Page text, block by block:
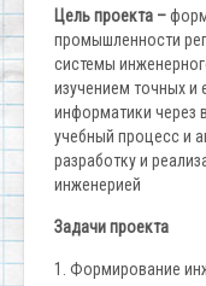
Цель проекта –
промышленности
системы
изучением точных и
информатики через
учебный процесс и
разработку и
инженерией
Задачи проекта
1. Формирование